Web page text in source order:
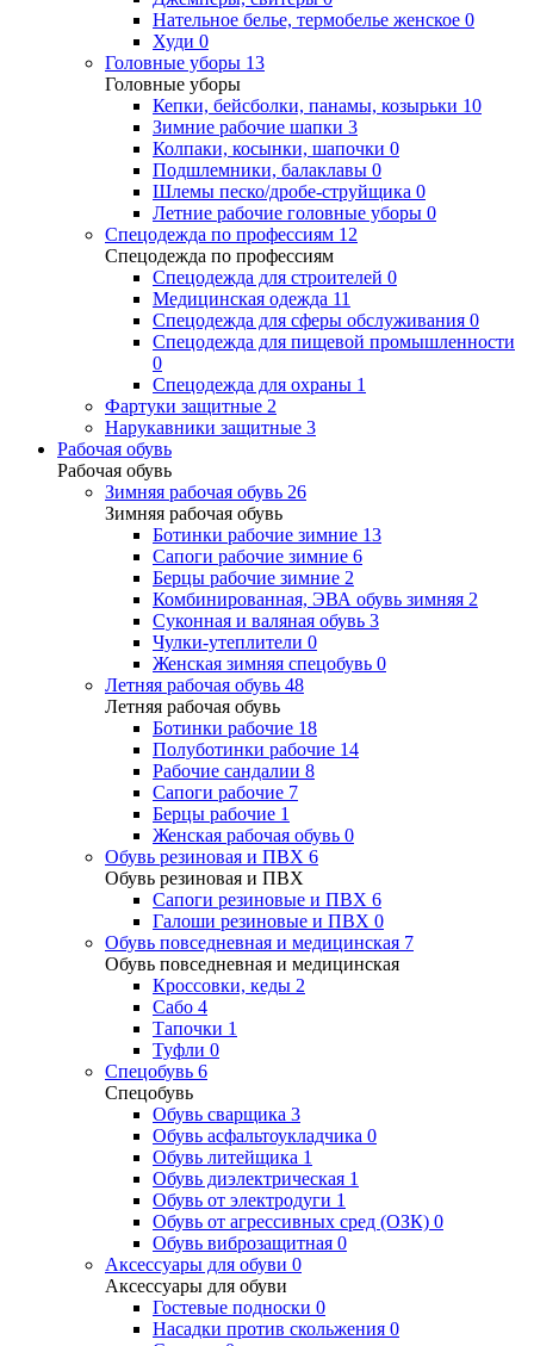
Нательное белье, термобелье женское 0
Худи 0
Головные уборы 13
Головные уборы
Кепки, бейсболки, панамы, козырьки 10
Зимние рабочие шапки 3
Колпаки, косынки, шапочки 0
Подшлемники, балаклавы 0
Шлемы песко/дробе-струйщика 0
Летние рабочие головные уборы 0
Спецодежда по профессиям 12
Спецодежда по профессиям
Спецодежда для строителей 0
Медицинская одежда 11
Спецодежда для сферы обслуживания 0
Спецодежда для пищевой промышленности
0
Спецодежда для охраны 1
Фартуки защитные 2
Нарукавники защитные 3
Рабочая обувь
Рабочая обувь
Зимняя рабочая обувь 26
Зимняя рабочая обувь
Ботинки рабочие зимние 13
Сапоги рабочие зимние 6
Берцы рабочие зимние 2
Комбинированная, ЭВА обувь зимняя 2
Суконная и валяная обувь 3
Чулки-утеплители 0
Женская зимняя спецобувь 0
Летняя рабочая обувь 48
Летняя рабочая обувь
Ботинки рабочие 18
Полуботинки рабочие 14
Рабочие сандалии 8
Сапоги рабочие 7
Берцы рабочие 1
Женская рабочая обувь 0
Обувь резиновая и ПВХ 6
Обувь резиновая и ПВХ
Сапоги резиновые и ПВХ 6
Галоши резиновые и ПВХ 0
Обувь повседневная и медицинская 7
Обувь повседневная и медицинская
Кроссовки, кеды 2
Сабо 4
Тапочки 1
Туфли 0
Спецобувь 6
Спецобувь
Обувь сварщика 3
Обувь асфальтоукладчика 0
Обувь литейщика 1
Обувь диэлектрическая 1
Обувь от электродуги 1
Обувь от агрессивных сред (ОЗК) 0
Обувь виброзащитная 0
Аксессуары для обуви 0
Аксессуары для обуви
Гостевые подноски 0
Насадки против скольжения 0